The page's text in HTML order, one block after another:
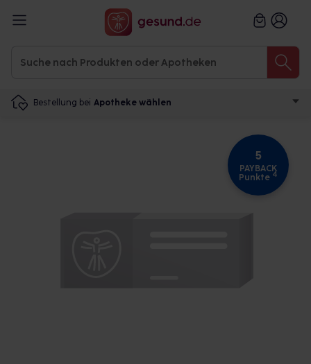
Bestellung bei Apotheke wählen
5
PAYBACK
Punkte 4